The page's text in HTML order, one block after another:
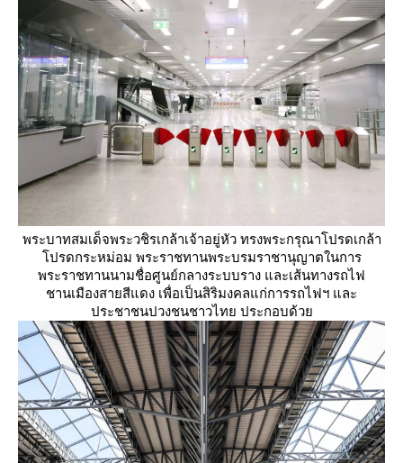
พระบาทสมเด็จพระวชิรเกล้าเจ้าอยู่หัว ทรงพระกรุณาโปรดเกล้า
ปรดกระหม่อม พระราชทานพระบรมราชานุญาตในการ
พระราชทานนามชื่อศูนย์กลางระบบราง และเส้นทางรถไฟ
ชานเมืองสายสีแดง เพื่อเป็นสิริมงคลแก่การรถไฟฯ และ
ประชาชนปวงชนชาวไทย ประกอบด้ว